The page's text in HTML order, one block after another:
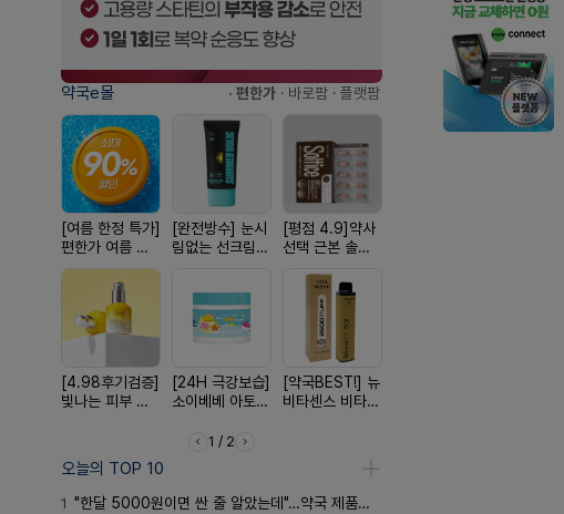
약국e몰 · 편한가 · 바로팜 · 플랫팜
[여름 한정 특가]
편한가 여름 쿨
세일! (여름 필수
템 싹쓰리)
[완전방수] 눈시
림없는 선크림
[평점 4.9]약사
선택 근본 솔루
[4.98후기검증]
빛나는 피부 오
[24H 극강보습]
소이베베 아토
[약국BEST!] 뉴
비타센스 비타민
1 / 2
오늘의 TOP 10
1 "한달 5000원이면 싼 줄 알았는데"…약국 제품과 비교해보니